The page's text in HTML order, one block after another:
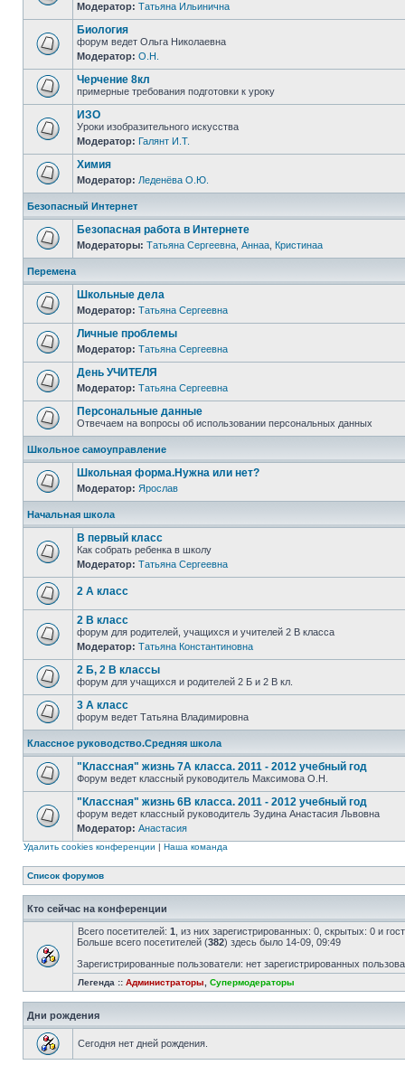
Модератор: Татьяна Ильинична
Биология
форум ведет Ольга Николаевна
Модератор: О.Н.
Черчение 8кл
примерные требования подготовки к уроку
ИЗО
Уроки изобразительного искусства
Модератор: Галянт И.Т.
Химия
Модератор: Леденёва О.Ю.
Безопасный Интернет
Безопасная работа в Интернете
Модераторы: Татьяна Сергеевна Аннаа Кристинаа
Перемена
Школьные дела
Модератор: Татьяна Сергеевна
Личные проблемы
Модератор: Татьяна Сергеевна
День УЧИТЕЛЯ
Модератор: Татьяна Сергеевна
Персональные данные
Отвечаем на вопросы об использовании персональных данных
Школьное самоуправление
Школьная форма.Нужна или нет?
Модератор: Ярослав
Начальная школа
В первый класс
Как собрать ребенка в школу
Модератор: Татьяна Сергеевна
2 А класс
2 В класс
форум для родителей, учащихся и учителей 2 В класса
Модератор: Татьяна Константиновна
2 Б, 2 В классы
форум для учащихся и родителей 2 Б и 2 В кл.
3 А класс
форум ведет Татьяна Владимировна
Классное руководство.Средняя школа
"Классная" жизнь 7А класса. 2011 - 2012 учебный год
Форум ведет классный руководитель Максимова О.Н.
"Классная" жизнь 6В класса. 2011 - 2012 учебный год
форум ведет классный руководитель Зудина Анастасия Львовна
Модератор: Анастасия
Удалить cookies конференции | Наша команда
Список форумов
Кто сейчас на конференции
Всего посетителей: 1 , из них зарегистрированных: 0, скрытых: 0 и
Больше всего посетителей (382) здесь было 14-09, 09:49
Зарегистрированные пользователи: нет зарегистрированных
Легенда :: Администраторы Супермодераторы
Дни рождения
Сегодня нет дней рождения.